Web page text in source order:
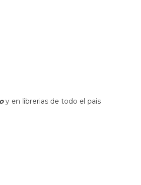
y en librerias de todo el pais